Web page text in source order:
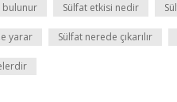
bulunur Sülfat etkisi nedir
yarar Sülfat nerede çıkarılır